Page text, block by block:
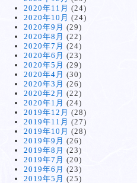
2020年11月 (24)
2020年10月 (24)
2020年9月 (29)
2020年8月 (22)
2020年7月 (24)
2020年6月 (23)
2020年5月 (29)
2020年4月 (30)
2020年3月 (26)
2020年2月 (22)
2020年1月 (24)
2019年12月 (28)
2019年11月 (27)
2019年10月 (28)
2019年9月 (26)
2019年8月 (23)
2019年7月 (20)
2019年6月 (23)
2019年5月 (25)